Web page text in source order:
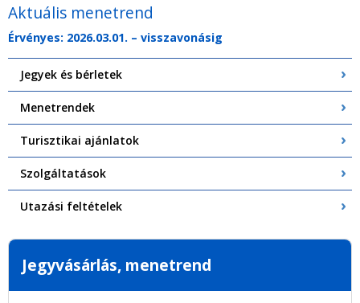
Aktuális menetrend
Érvényes: 2026.03.01. – visszavonásig
Jegyek és bérletek
Menetrendek
Turisztikai ajánlatok
Szolgáltatások
Utazási feltételek
Jegyvásárlás, menetrend